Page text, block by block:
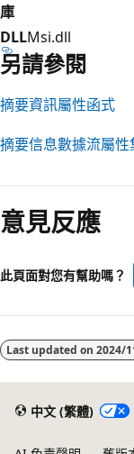
庫
DLLMsi.dll
另請參閱
摘要資訊屬性函式
摘要信息數據流屬性
讀
模
已
用
意見反應
此頁面對您有幫助嗎？
Last updated on 2024/
中文 (繁體)